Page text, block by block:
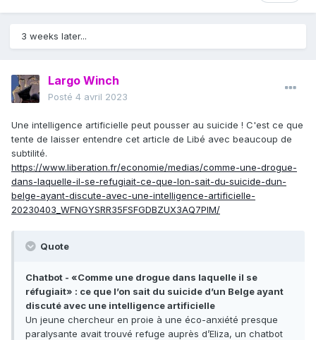
promet de réserver le bagage éducatif et cognitif
privilégiés, qui de facto va vraisemblablement
monopoliser les postes de pouvoir réel au
devenu au fil des années plus ou moins fantoche.
Cela faisait des décennies que nous étions sur
cette pente glissante, l’IA va simplement
accélérer la prise de pouvoir de « l’élite cognitive
» dont parle Charles Murray dès les années 1990.
gouvernement des technocrates enterre celui des
et des gouvernants, tout comme l’idéal libéral
d’un gouvernement légitimé par l’égale
participation de citoyens considérés comme
3 weeks later...
Largo Winch
Posté 4 avril 2023
Une intelligence artificielle peut pousser au suicide ! C'est ce que
tente de laisser entendre cet article de Libé avec beaucoup de
subtilité.
https://www.liberation.fr/economie/medias/comme-une-drogue-
dans-laquelle-il-se-refugiait-ce-que-lon-sait-du-suicide-dun-
belge-ayant-discute-avec-une-intelligence-artificielle-
20230403_WFNGYSRR35FSFGDBZUX3AQ7PIM/
Quote
Chatbot - «Comme une drogue dans laquelle il se
réfugiait» : ce que l’on sait du suicide d’un Belge ayant
discuté avec une intelligence artificielle
Un jeune chercheur en proie à une éco-anxiété presque
paralysante avait trouvé refuge auprès d’Eliza, un chatbot